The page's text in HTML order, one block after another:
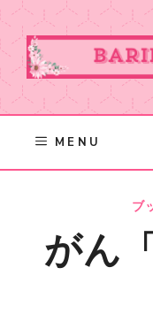
Skip
to
content
MENU
ブ
がん